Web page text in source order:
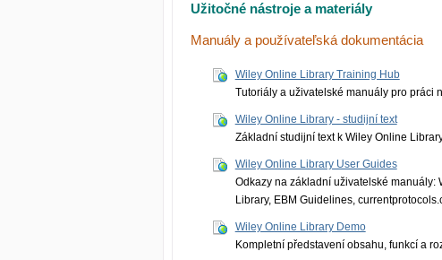
Užitočné nástroje a materiály
Manuály a používateľská dokumentácia
Wiley Online Library Training Hub
Tutoriály a uživatelské manuály pro práci
Wiley Online Library - studijní text
Základní studijní text k Wiley Online
Wiley Online Library User Guides
Odkazy na základní uživatelské manuály:
Library, EBM Guidelines,
Wiley Online Library Demo
Kompletní představení obsahu, funkcí a